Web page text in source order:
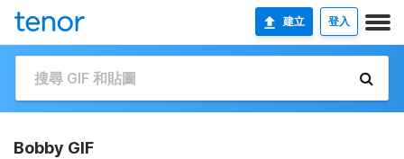
建立 登入
Bobby GIF